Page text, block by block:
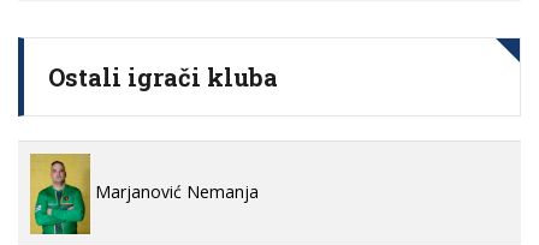
Ostali igrači kluba
Marjanović Nemanja